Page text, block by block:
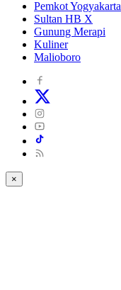
Pemkot Yogyakarta
Sultan HB X
Gunung Merapi
Kuliner
Malioboro
×